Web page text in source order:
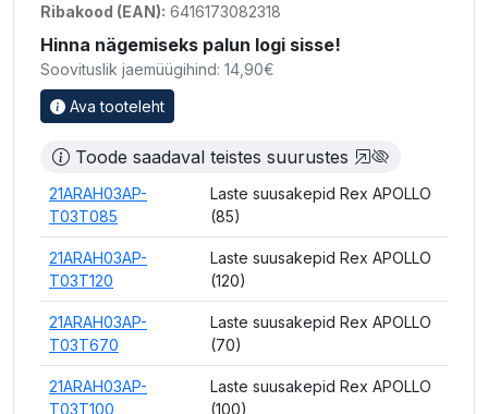
Ribakood (EAN): 6416173082318
Hinna nägemiseks palun logi sisse!
Soovituslik jaemüügihind: 14,90€
Ava tooteleht
Toode saadaval teistes suurustes
21ARAH03AP-
T03T085
Laste suusakepid Rex APOLLO
(85)
21ARAH03AP-
T03T120
Laste suusakepid Rex APOLLO
(120)
21ARAH03AP-
T03T670
Laste suusakepid Rex APOLLO
(70)
21ARAH03AP-
T03T100
Laste suusakepid Rex APOLLO
(100)